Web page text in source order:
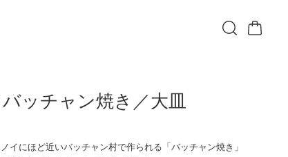
ッチャン焼き／大皿
イにほど近いバッチャン村で作られる「バッチャン焼き」